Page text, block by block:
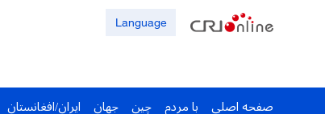
Language
صفحه اصلی با مردم چین جهان ایران/افغانستان